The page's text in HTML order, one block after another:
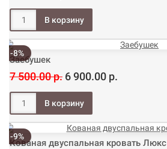
-8%
Заебушек
7 500.00 р. 6 900.00 р.
-9%
Кованая двуспальная кровать Люкс